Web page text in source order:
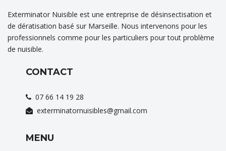
Exterminator Nuisible est une entreprise de désinsectisation et
de dératisation basé sur Marseille. Nous intervenons pour les
professionnels comme pour les particuliers pour tout problème
de nuisible.
CONTACT
07 66 14 19 28
exterminatornuisibles@gmail.com
MENU